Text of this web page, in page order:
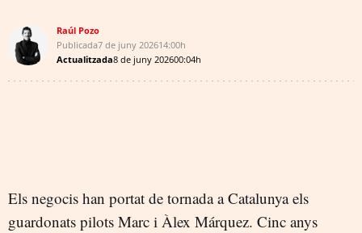
Raúl Pozo
Publicada7 de juny 202614:00h
Actualitzada8 de juny 202600:04h
Els negocis han portat de tornada a Catalunya els
guardonats pilots Marc i Àlex Márquez. Cinc anys